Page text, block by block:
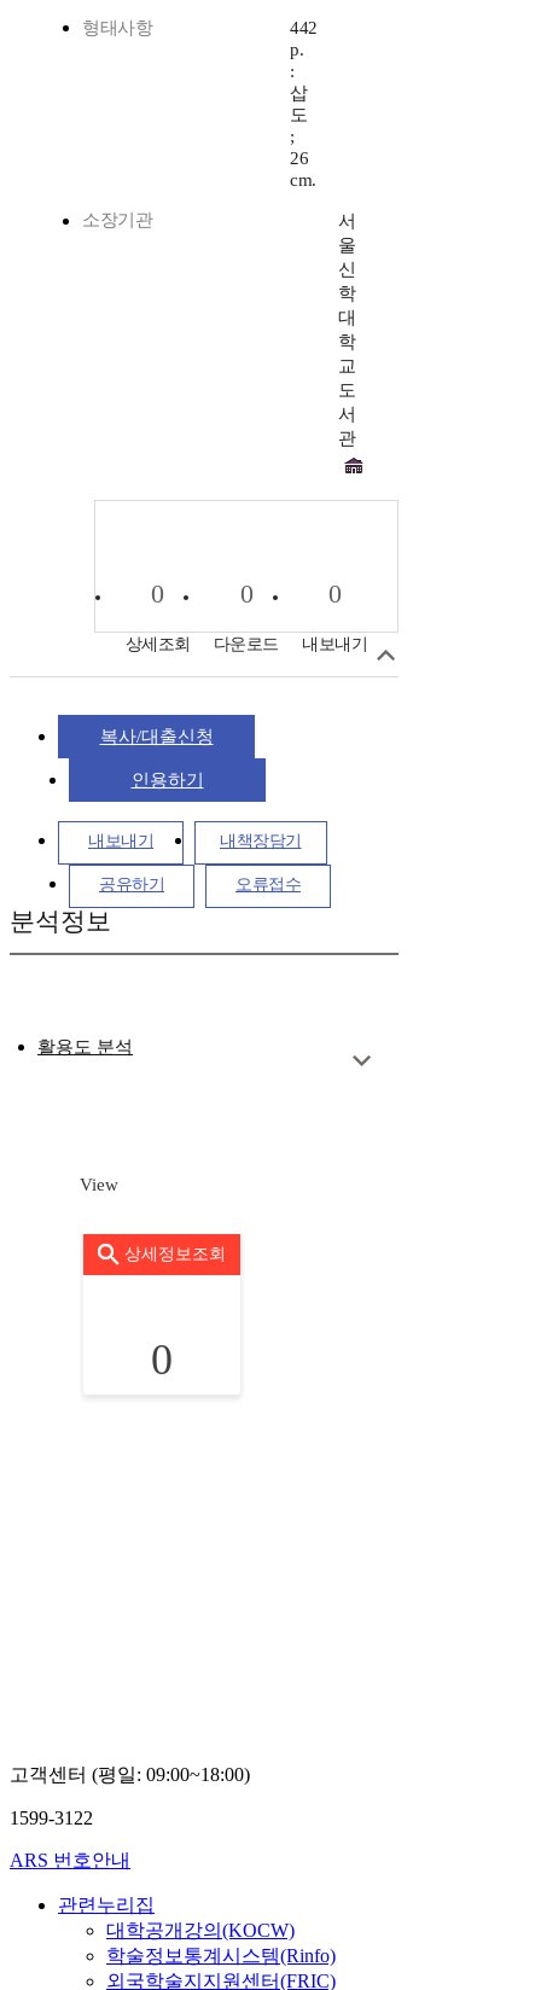
형태사항
442
p.
:
삽
도
;
26
cm.
소장기관
서
울
신
학
대
학
교
도
서
관
0
상세조회
0
다운로드
0
내보내기
복사/대출신청
인용하기
내보내기 내책장담기
공유하기 오류접수
분석정보
활용도 분석
View
상세정보조회
0
고객센터 (평일: 09:00~18:00)
1599-3122
ARS 번호안내
관련누리집
대학공개강의(KOCW)
학술정보통계시스템(Rinfo)
외국학술지지원센터(FRIC)